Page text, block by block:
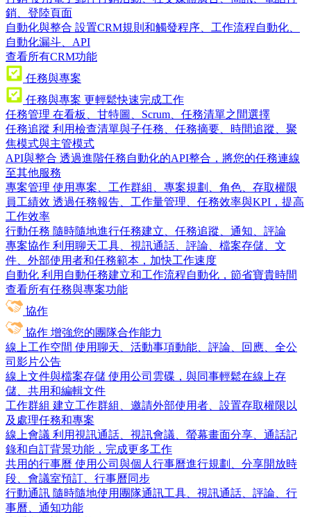
銷、登陸頁面
自動化與整合 設置CRM規則和觸發程序、工作流程自動化、
自動化漏斗、API
查看所有CRM功能
任務與專案
任務與專案 更輕鬆快速完成工作
任務管理 在看板、甘特圖、Scrum、任務清單之間選擇
任務追蹤 利用檢查清單與子任務、任務摘要、時間追蹤、聚
焦模式與主管模式
API與整合 透過進階任務自動化的API整合，將您的任務連線
至其他服務
專案管理 使用專案、工作群組、專案規劃、角色、存取權限
員工績效 透過任務報告、工作量管理、任務效率與KPI，提高
工作效率
行動任務 隨時隨地進行任務建立、任務追蹤、通知、評論
專案協作 利用聊天工具、視訊通話、評論、檔案存儲、文
件、外部使用者和任務範本，加快工作速度
自動化 利用自動任務建立和工作流程自動化，節省寶貴時間
查看所有任務與專案功能
協作
協作 增強您的團隊合作能力
線上工作空間 使用聊天、活動事項動能、評論、回應、全公
司影片公告
線上文件與檔案存儲 使用公司雲碟，與同事輕鬆在線上存
儲、共用和編輯文件
工作群組 建立工作群組、邀請外部使用者、設置存取權限以
及處理任務和專案
線上會議 利用視訊通話、視訊會議、螢幕畫面分享、通話記
錄和自訂背景功能，完成更多工作
共用的行事曆 使用公司與個人行事曆進行規劃、分享開放時
段、會議室預訂、行事曆同步
行動通訊 隨時隨地使用團隊通訊工具、視訊通話、評論、行
事曆、通知功能